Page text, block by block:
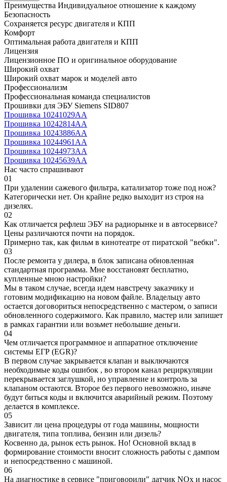
Преимущества Индивидуальное отношение к каждому
Безопасность
Сохраняется ресурс двигателя и КПП
Комфорт
Оптимальная работа двигателя и КПП
Лицензия
Лицензионное ПО и оригинальное оборудование
Широкий охват
Широкий охват марок и моделей авто
Профессионализм
Профессиональная команда специалистов
Прошивки для ЭБУ Siemens SID807
Прошивка 10241029AA
Прошивка 10242814AA
Прошивка 10243886AA
Прошивка 10244961AA
Прошивка 10244973AA
Прошивка 10245639AA
Нас часто спрашивают
01
При удалении сажевого фильтра, катализатор тоже под нож?
Категорически нет. Он крайне редко выходит из строя на
дизелях.
02
Как отличается рефлеш ЭБУ на радиорынке и в автосервисе?
Цены различаются почти на порядок.
Примерно так, как фильм в кинотеатре от пиратской "вебки".
03
После ремонта у дилера, в блок записана обновленная
стандартная программа. Мне восстановят бесплатно,
купленные мною настройки?
Мы в таком случае, всегда идем навстречу заказчику и
готовим модификацию на новом файле. Владельцу авто
остается договориться непосредственно с мастером, о записи
обновленного содержимого. Как правило, мастер или запишет
в рамках гарантии или возьмет небольшие деньги.
04
Чем отличается программное и аппаратное отключение
системы ЕГР (EGR)?
В первом случае закрывается клапан и выключаются
необходимые коды ошибок , во втором канал рециркуляции
перекрывается заглушкой, но управление и контроль за
клапаном остаются. Второе без первого невозможно, иначе
будут биться коды и включится аварийный режим. Поэтому
делается в комплексе.
05
Зависит ли цена процедуры от года машины, мощности
двигателя, типа топлива, бензин или дизель?
Косвенно да, рынок есть рынок. Но! Основной вклад в
формирование стоимости вносит сложность работы с дампом
и непосредственно с машиной.
06
На диагностике в сервисе "приговорили" датчик NOx и насос